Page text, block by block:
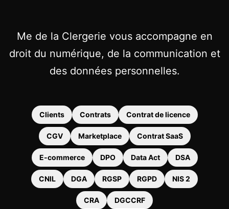
Me de la Clergerie vous accompagne en
droit du numérique, de la communication et
des données personnelles.
Clients Contrats Contrat de licence
CGV Marketplace Contrat SaaS
E-commerce DPO Data Act DSA
CNIL DGA RGSP RGPD NIS 2
CRA DGCCRF